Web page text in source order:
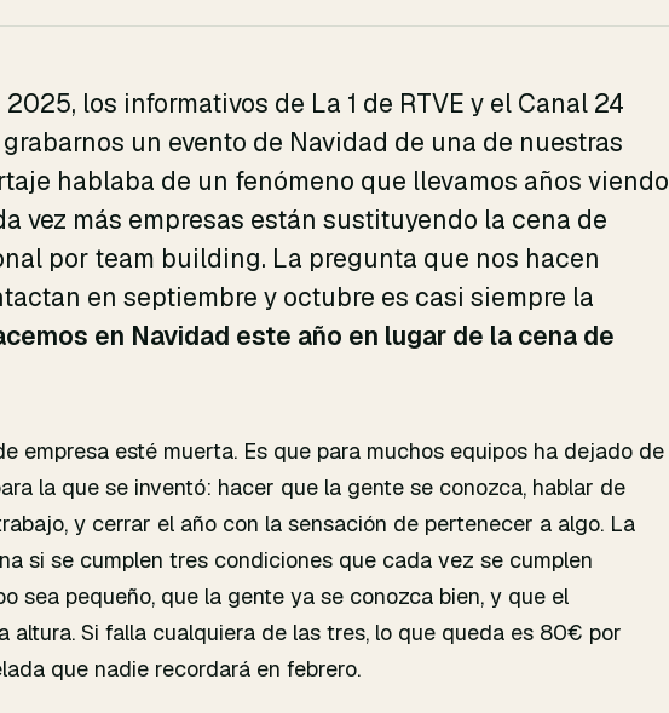
los informativos de La 1 de RTVE y el Canal 24
un evento de Navidad de una de nuestras
hablaba de un fenómeno que llevamos años viendo
vez más empresas están sustituyendo la cena de
por team building. La pregunta que nos hacen
en septiembre y octubre es casi siempre la
en Navidad este año en lugar de la cena de
empresa esté muerta. Es que para muchos equipos ha dejado de
la que se inventó: hacer que la gente se conozca, hablar de
y cerrar el año con la sensación de pertenecer a algo. La
si se cumplen tres condiciones que cada vez se cumplen
sea pequeño, que la gente ya se conozca bien, y que el
altura. Si falla cualquiera de las tres, lo que queda es 80€ por
que nadie recordará en febrero.